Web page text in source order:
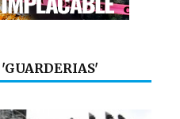
'GUARDERIAS'